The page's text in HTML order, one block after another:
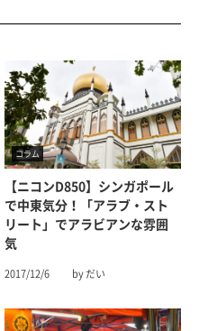
コラム
【ニコンD850】シンガポール
で中東気分！「アラブ・スト
リート」でアラビアンな雰囲
気
2017/12/6 by だい